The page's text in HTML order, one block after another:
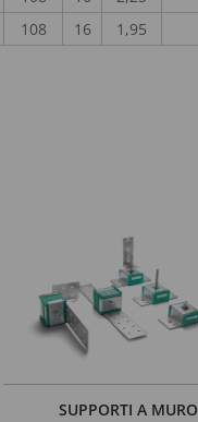
108 16 1,95
SUPPORTI A MURO